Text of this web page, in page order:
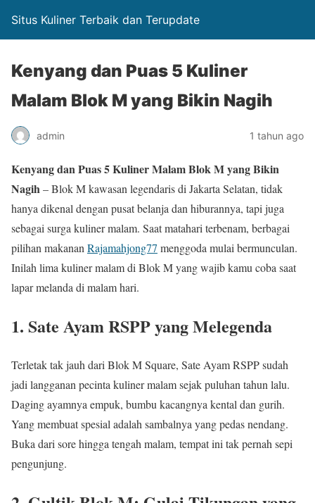
Situs Kuliner Terbaik dan Terupdate
Kenyang dan Puas 5 Kuliner
Malam Blok M yang Bikin Nagih
admin 1 tahun ago
Kenyang dan Puas 5 Kuliner Malam Blok M yang Bikin
Nagih– Blok M kawasan legendaris di Jakarta Selatan, tidak
hanya dikenal dengan pusat belanja dan hiburannya, tapi juga
sebagai surga kuliner malam. Saat matahari terbenam, berbagai
pilihan makanan Rajamahjong77 menggoda mulai bermunculan.
Inilah lima kuliner malam di Blok M yang wajib kamu coba saat
lapar melanda di malam hari.
1. Sate Ayam RSPP yang Melegenda
Terletak tak jauh dari Blok M Square, Sate Ayam RSPP sudah
jadi langganan pecinta kuliner malam sejak puluhan tahun lalu.
Daging ayamnya empuk, bumbu kacangnya kental dan gurih.
Yang membuat spesial adalah sambalnya yang pedas nendang.
Buka dari sore hingga tengah malam, tempat ini tak pernah sepi
pengunjung.